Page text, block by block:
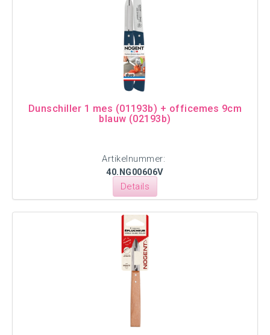
Dunschiller 1 mes (01193b) + officemes 9cm
blauw (02193b)
Artikelnummer:
40.NG00606V
Details